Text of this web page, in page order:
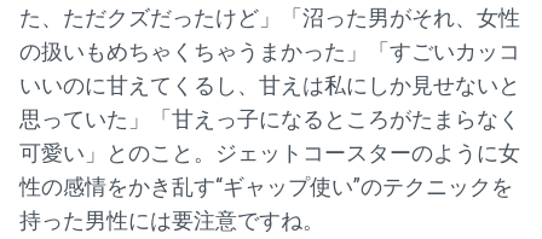
た、ただクズだったけど」「沼った男がそれ、女性
の扱いもめちゃくちゃうまかった」「すごいカッコ
いいのに甘えてくるし、甘えは私にしか見せないと
思っていた」「甘えっ子になるところがたまらなく
可愛い」とのこと。ジェットコースターのように女
性の感情をかき乱す“ギャップ使い”のテクニックを
持った男性には要注意ですね。